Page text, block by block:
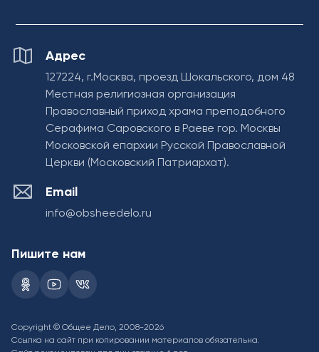
Адрес
127224, г.Москва, проезд Шокальского, дом 48
Местная религиозная организация
Православный приход храма преподобного
Серафима Саровского в Раеве гор. Москвы
Московской епархии Русской Православной
Церкви (Московский Патриархат).
Email
info@obsheedelo.ru
Пишите нам
Copyright © Общее Дело, 2008-2026
Ссылка на сайт при копировании материалов обязательна.